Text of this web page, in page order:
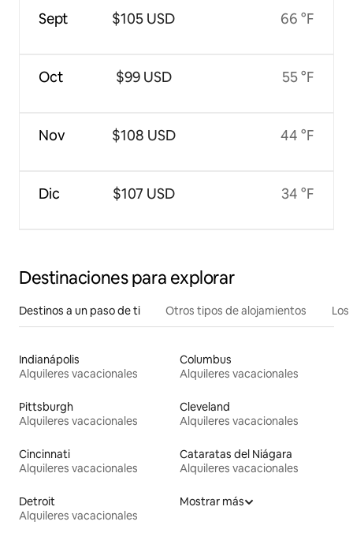
Sept
Oct
Nov
Dic
$105 USD
$99 USD
$108 USD
$107 USD
66 °F
55 °F
44 °F
34 °F
Destinaciones para explorar
Destinos a un paso de ti Otros tipos de alojamientos
Indianápolis
Alquileres vacacionales
Columbus
Alquileres vacacionales
Pittsburgh
Alquileres vacacionales
Cleveland
Alquileres vacacionales
Cincinnati
Alquileres vacacionales
Cataratas del Niágara
Alquileres vacacionales
Detroit
Alquileres vacacionales
Mostrar más